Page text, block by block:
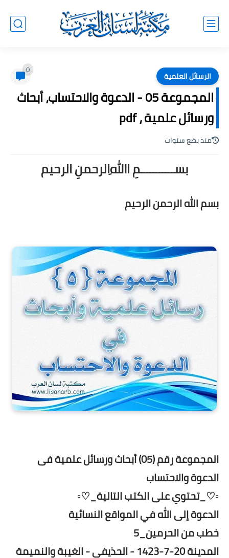
الرسائل العلمية 0
المجموعة 05 - الدعوة والاحتساب، أبحاث
ورسائل علمية ، pdf
منذ بضع سنوات
بســـــــــــمِ اﷲِالرحمنِ الرحيم
بسم الله الرحمن الرحيم
المجموعة رقم (05) أبحاث ورسائل علمية فى
الدعوة والاحتساب
▫️♡_تحتوي على الكتب التالية_♡▫️
الدعوة إلى الله في المواقع النسائية
خطب من الحرمين_5
المدينة 20-7-1423 - الحذيفي - الغيبة والنميمة